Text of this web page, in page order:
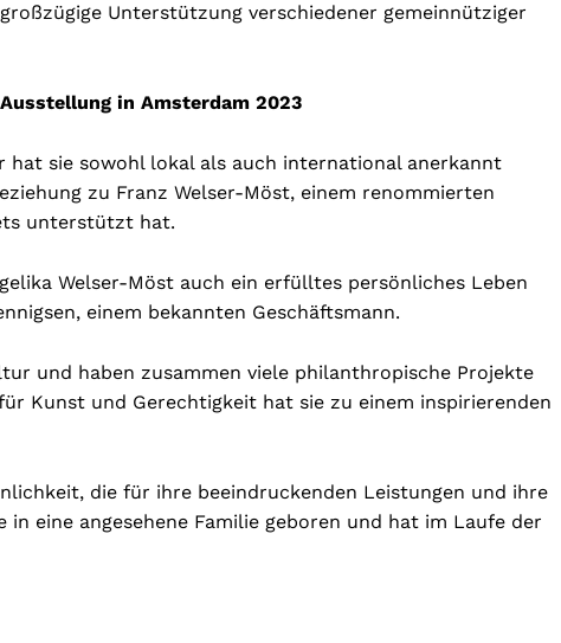
Unterstützung verschiedener gemeinnütziger
in Amsterdam 2023
sie sowohl lokal als auch international anerkannt
zu Franz Welser-Möst, einem renommierten
unterstützt hat.
Welser-Möst auch ein erfülltes persönliches Leben
einem bekannten Geschäftsmann.
und haben zusammen viele philanthropische Projekte
Kunst und Gerechtigkeit hat sie zu einem inspirierenden
die für ihre beeindruckenden Leistungen und ihre
eine angesehene Familie geboren und hat im Laufe der